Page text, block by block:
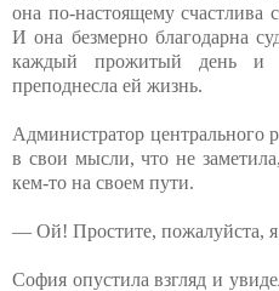
она по-настоящему счастлива
И она безмерно благодарна
каждый прожитый день и
преподнесла ей жизнь.
Администратор центрального
в свои мысли, что не
кем-то на своем пути.
— Ой! Простите, пожалуйста, я
София опустила взгляд и